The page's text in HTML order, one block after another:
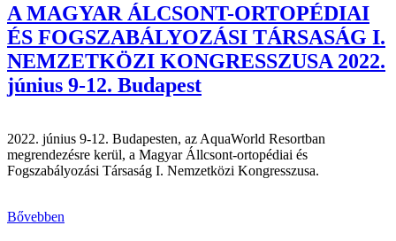
A MAGYAR ÁLCSONT-ORTOPÉDIAI
ÉS FOGSZABÁLYOZÁSI TÁRSASÁG I.
NEMZETKÖZI KONGRESSZUSA 2022.
június 9-12. Budapest
2022. június 9-12. Budapesten, az AquaWorld Resortban
megrendezésre kerül, a Magyar Állcsont-ortopédiai és
Fogszabályozási Társaság I. Nemzetközi Kongresszusa.
Bővebben